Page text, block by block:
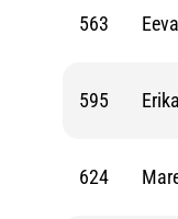
563
595
624